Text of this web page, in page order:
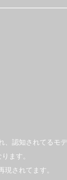
、認知されてるモデ
ます。
現されてます。